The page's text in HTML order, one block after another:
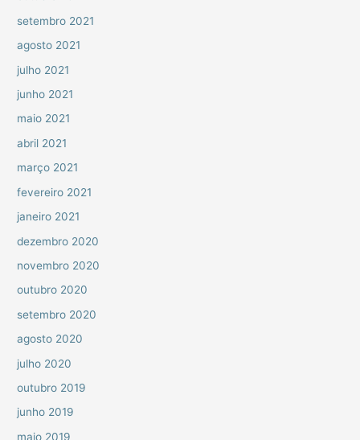
setembro 2021
agosto 2021
julho 2021
junho 2021
maio 2021
abril 2021
março 2021
fevereiro 2021
janeiro 2021
dezembro 2020
novembro 2020
outubro 2020
setembro 2020
agosto 2020
julho 2020
outubro 2019
junho 2019
maio 2019